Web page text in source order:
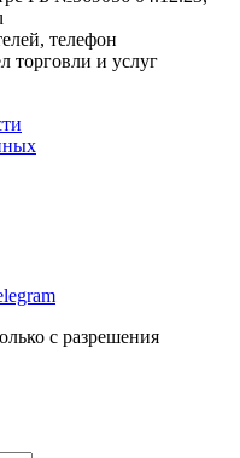
телефон
торговли и услуг
с разрешения